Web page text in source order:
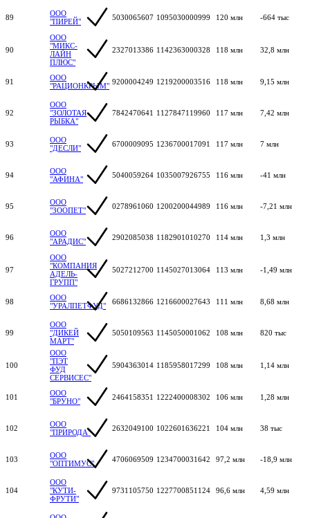
89
ООО
"ПИРЕЙ"
5030065607 1095030000999 120 млн -664 тыс
90
ООО
"МИКС-
ЛАЙН
ПЛЮС"
2327013386 1142363000328 118 млн 32,8 млн
91
ООО
"РАЦИОНКРЫМ" 9200004249 1219200003516 118 млн 9,15 млн
92
ООО
"ЗОЛОТАЯ
РЫБКА"
7842470641 1127847119960 117 млн 7,42 млн
93
ООО
"ДЕСЛИ"
6700009095 1236700017091 117 млн 7 млн
94
ООО
"АФИНА"
5040059264 1035007926755 116 млн -41 млн
95
ООО
"ЗООПЕТ"
0278961060 1200200044989 116 млн -7,21 млн
96
ООО
"АРАДИС"
2902085038 1182901010270 114 млн 1,3 млн
97
ООО
"КОМПАНИЯ
АДЕЛЬ-
ГРУПП"
5027212700 1145027013064 113 млн -1,49 млн
98
ООО
"УРАЛПЕТФУД"
6686132866 1216600027643 111 млн 8,68 млн
99
ООО
"ДИКЕЙ
МАРТ"
5050109563 1145050001062 108 млн 820 тыс
100
ООО
"ПЭТ
ФУД
СЕРВИСЕС"
5904363014 1185958017299 108 млн 1,14 млн
101
ООО
"БРУНО"
2464158351 1222400008302 106 млн 1,28 млн
102
ООО
"ПРИРОДА"
2632049100 1022601636221 104 млн 38 тыс
103
ООО
"ОПТИМУС"
4706069509 1234700031642 97,2 млн -18,9 млн
104
ООО
"КУТИ-
ФРУТИ"
9731105750 1227700851124 96,6 млн 4,59 млн